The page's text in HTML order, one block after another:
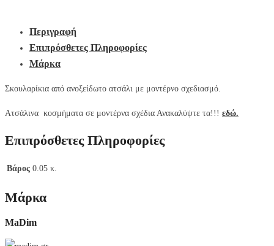
Περιγραφή
Επιπρόσθετες Πληροφορίες
Μάρκα
Σκουλαρίκια από ανοξείδωτο ατσάλι με μοντέρνο σχεδιασμό.
Ατσάλινα κοσμήματα σε μοντέρνα σχέδια Ανακαλύψτε τα!!! εδώ.
Επιπρόσθετες Πληροφορίες
Βάρος 0.05 κ.
Μάρκα
MaDim